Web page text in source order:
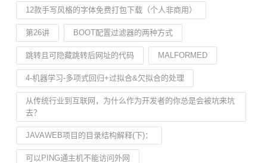
12款手写风格的字体免费打包下载（个人非商用）
第26讲 BOOT配置过滤器的两种方式
跳转且可隐藏跳转后网址的代码 MALFORMED
4-机器学习-多项式回归+过拟合&欠拟合的处理
从传统行业到互联网，为什么作为开发者的你总是会被坑来坑
去？
JAVAWEB项目的目录结构解释(下)：
可以PING通主机不能访问外网